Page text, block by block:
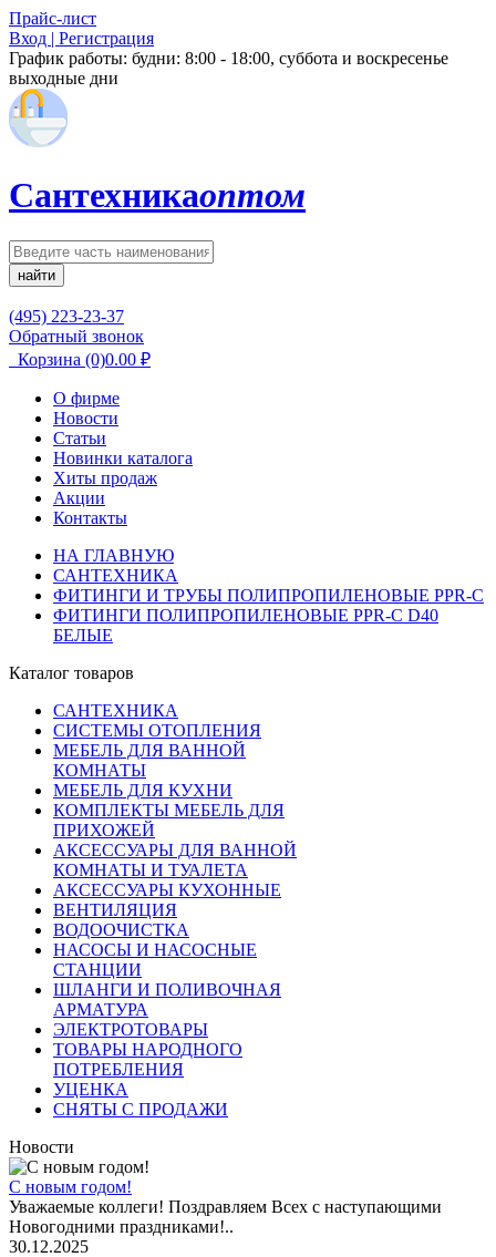
Прайс-лист
Вход | Регистрация
График работы: будни: 8:00 - 18:00, суббота и воскресенье
выходные дни
Сантехникаоптом
найти
(495) 223-23-37
Обратный звонок
Корзина (0)0.00 ₽
О фирме
Новости
Статьи
Новинки каталога
Хиты продаж
Акции
Контакты
НА ГЛАВНУЮ
САНТЕХНИКА
ФИТИНГИ И ТРУБЫ ПОЛИПРОПИЛЕНОВЫЕ PPR-C
ФИТИНГИ ПОЛИПРОПИЛЕНОВЫЕ PPR-C D40
БЕЛЫЕ
Каталог товаров
САНТЕХНИКА
СИСТЕМЫ ОТОПЛЕНИЯ
МЕБЕЛЬ ДЛЯ ВАННОЙ
КОМНАТЫ
МЕБЕЛЬ ДЛЯ КУХНИ
КОМПЛЕКТЫ МЕБЕЛЬ ДЛЯ
ПРИХОЖЕЙ
АКСЕССУАРЫ ДЛЯ ВАННОЙ
КОМНАТЫ И ТУАЛЕТА
АКСЕССУАРЫ КУХОННЫЕ
ВЕНТИЛЯЦИЯ
ВОДООЧИСТКА
НАСОСЫ И НАСОСНЫЕ
СТАНЦИИ
ШЛАНГИ И ПОЛИВОЧНАЯ
АРМАТУРА
ЭЛЕКТРОТОВАРЫ
ТОВАРЫ НАРОДНОГО
ПОТРЕБЛЕНИЯ
УЦЕНКА
СНЯТЫ С ПРОДАЖИ
Новости
С новым годом!
Уважаемые коллеги! Поздравляем Всех с наступающими
Новогодними праздниками!..
30.12.2025